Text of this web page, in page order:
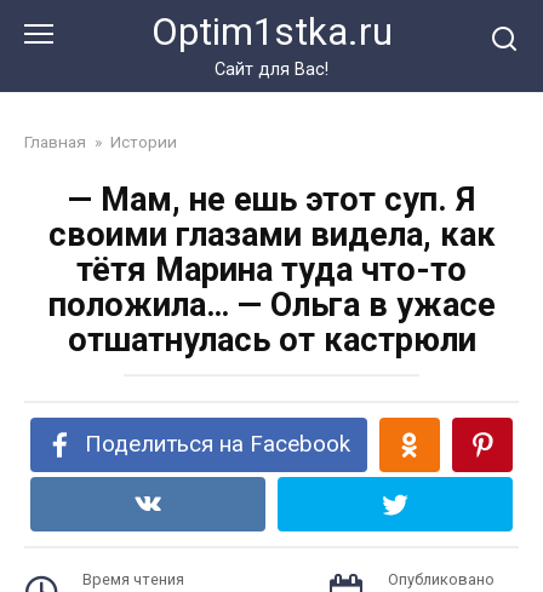
Optim1stka.ru
Сайт для Вас!
Главная » Истории
— Мам, не ешь этот суп. Я
своими глазами видела, как
тётя Марина туда что-то
положила… — Ольга в ужасе
отшатнулась от кастрюли
Поделиться на Facebook
Время чтения Опубликовано